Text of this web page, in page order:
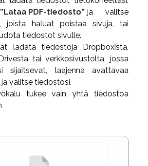
”Lataa PDF-tiedosto” ja valitse
joista haluat poistaa sivuja, tai
tiedostot sivulle.
ladata tiedostoja Dropboxista,
tai verkkosivustolta, jossa
sijaitsevat, laajenna avattavaa
valitse tiedostosi.
tukee vain yhtä tiedostoa